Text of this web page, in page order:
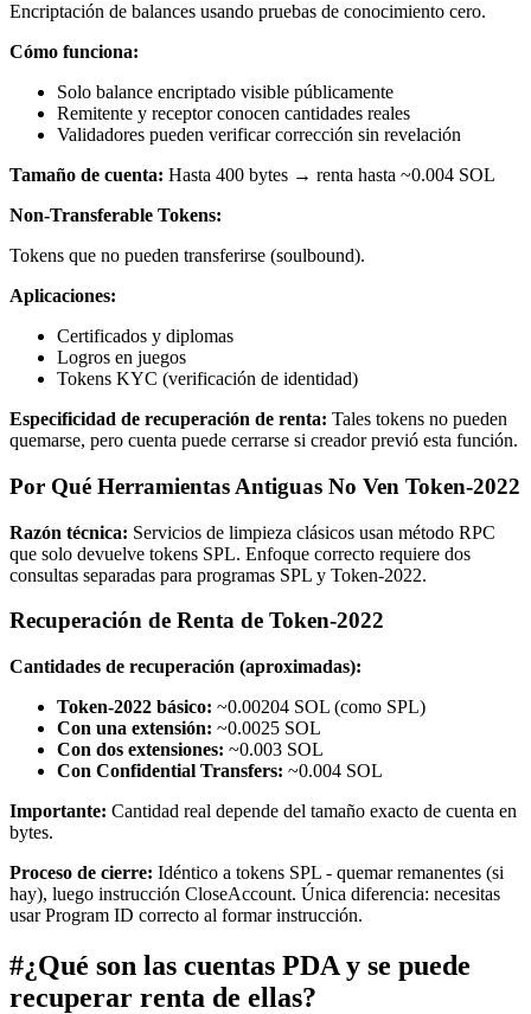
Encriptación de balances usando pruebas de conocimiento cero.
Cómo funciona:
Solo balance encriptado visible públicamente
Remitente y receptor conocen cantidades reales
Validadores pueden verificar corrección sin revelación
Tamaño de cuenta: Hasta 400 bytes → renta hasta ~0.004 SOL
Non-Transferable Tokens:
Tokens que no pueden transferirse (soulbound).
Aplicaciones:
Certificados y diplomas
Logros en juegos
Tokens KYC (verificación de identidad)
Especificidad de recuperación de renta: Tales tokens no pueden
quemarse, pero cuenta puede cerrarse si creador previó esta función.
Por Qué Herramientas Antiguas No Ven Token-2022
Razón técnica: Servicios de limpieza clásicos usan método RPC
que solo devuelve tokens SPL. Enfoque correcto requiere dos
consultas separadas para programas SPL y Token-2022.
Recuperación de Renta de Token-2022
Cantidades de recuperación (aproximadas):
Token-2022 básico: ~0.00204 SOL (como SPL)
Con una extensión: ~0.0025 SOL
Con dos extensiones: ~0.003 SOL
Con Confidential Transfers: ~0.004 SOL
Importante: Cantidad real depende del tamaño exacto de cuenta en
bytes.
Proceso de cierre: Idéntico a tokens SPL - quemar remanentes (si
hay), luego instrucción CloseAccount. Única diferencia: necesitas
usar Program ID correcto al formar instrucción.
#¿Qué son las cuentas PDA y se puede
recuperar renta de ellas?